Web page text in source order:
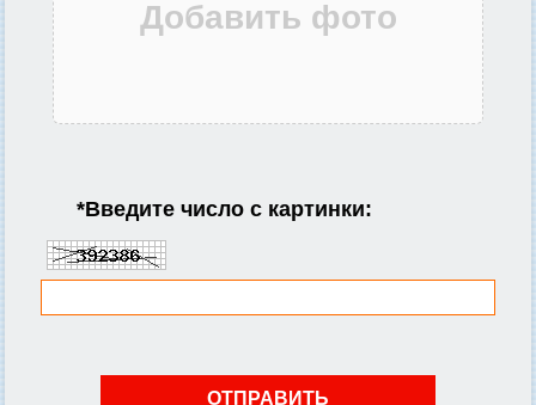
*Введите число с картинки: